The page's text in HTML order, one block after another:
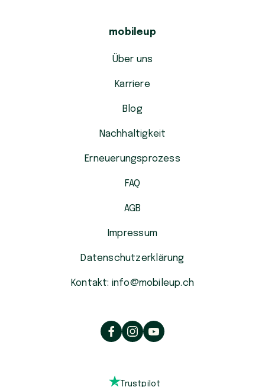
mobileup
Über uns
Karriere
Blog
Nachhaltigkeit
Erneuerungsprozess
FAQ
AGB
Impressum
Datenschutzerklärung
Kontakt: info@mobileup.ch
Trustpilot